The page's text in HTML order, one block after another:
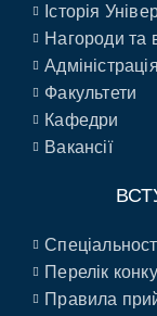
Історія
Нагороди та
Адміністрація
Факультети
Кафедри
Вакансії
Перелік
Правила